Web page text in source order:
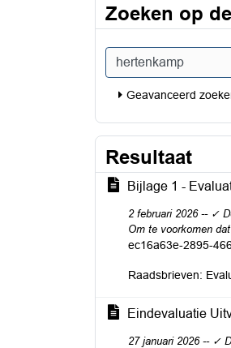
Zoeken op
Typ een zoekopdracht
Geavanceerd
Resultaat
Bijlage 1 -
2 februari 2026 -- ✓
Om te voorkomen
ec16a63e-2895-
Raadsbrieven:
Eindevaluatie
27 januari 2026 -- ✓